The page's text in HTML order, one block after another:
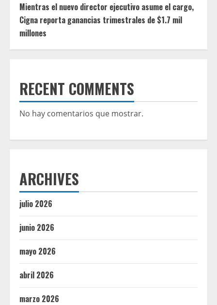
Mientras el nuevo director ejecutivo asume el cargo,
Cigna reporta ganancias trimestrales de $1.7 mil
millones
RECENT COMMENTS
No hay comentarios que mostrar.
ARCHIVES
julio 2026
junio 2026
mayo 2026
abril 2026
marzo 2026